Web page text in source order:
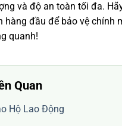
và độ an toàn tối đa.
hàng đầu để bảo vệ chính
quanh!
Quan
Hộ Lao Động